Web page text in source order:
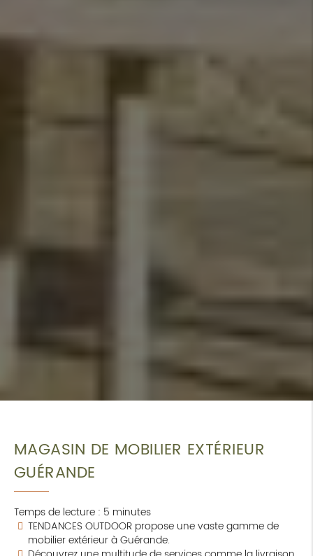
MAGASIN DE MOBILIER EXTÉRIEUR
GUÉRANDE
Temps de lecture : 5 minutes
TENDANCES OUTDOOR propose une vaste gamme de
mobilier extérieur à Guérande.